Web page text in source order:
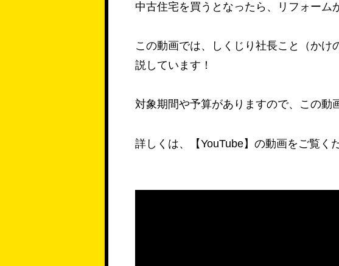
中古住宅を買うとなったら、リフォーム
この動画では、しくじり社長こと（か
説しています！
対象期間や予算がありますので、この動
詳しくは、【YouTube】の動画をご覧く